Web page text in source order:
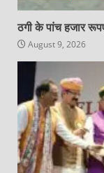
ठगी के पांच हजार
August 9, 2026